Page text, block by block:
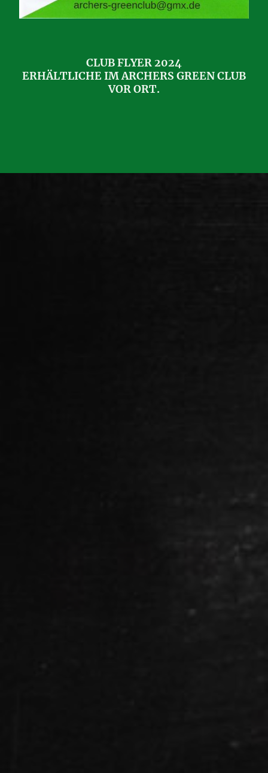
CLUB FLYER 2024
ERHÄLTLICHE IM ARCHERS GREEN CLUB
VOR ORT.